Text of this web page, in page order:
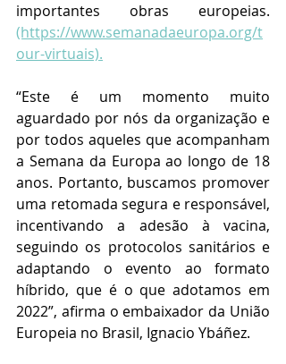
(https://www.semanadaeuropa.org/t
our-virtuais).
“Este é um momento muito
aguardado por nós da organização e
por todos aqueles que acompanham
a Semana da Europa ao longo de 18
anos. Portanto, buscamos promover
uma retomada segura e responsável,
incentivando a adesão à vacina,
seguindo os protocolos sanitários e
adaptando o evento ao formato
híbrido, que é o que adotamos em
2022”, afirma o embaixador da União
Europeia no Brasil, Ignacio Ybáñez.